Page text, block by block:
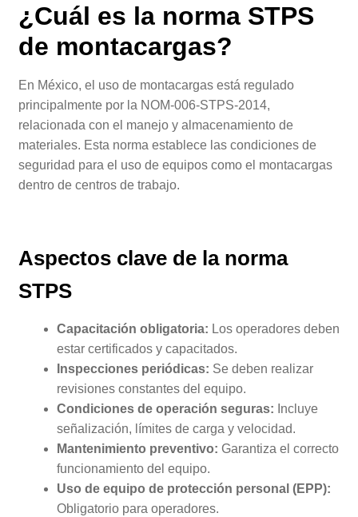
¿Cuál es la norma STPS
de montacargas?
En México, el uso de montacargas está regulado
principalmente por la NOM-006-STPS-2014,
relacionada con el manejo y almacenamiento de
materiales. Esta norma establece las condiciones de
seguridad para el uso de equipos como el montacargas
dentro de centros de trabajo.
Aspectos clave de la norma
STPS
Capacitación obligatoria: Los operadores deben
estar certificados y capacitados.
Inspecciones periódicas: Se deben realizar
revisiones constantes del equipo.
Condiciones de operación seguras: Incluye
señalización, límites de carga y velocidad.
Mantenimiento preventivo: Garantiza el correcto
funcionamiento del equipo.
Uso de equipo de protección personal (EPP):
Obligatorio para operadores.